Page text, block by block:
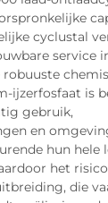
cyclustal
service
ijzerfosfaat is
gebruik,
en
hun hele
het
die